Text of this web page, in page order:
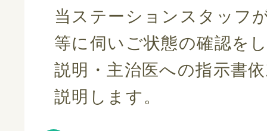
当ステーションスタッフ
等に伺いご状態の確認を
説明・主治医への指示書
説明します。